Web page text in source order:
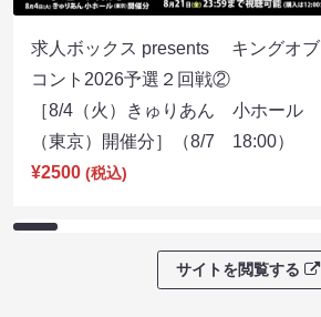
求人ボックス presents キングオブ
コント2026予選２回戦②
［8/4（火）きゅりあん 小ホール
（東京）開催分］（8/7 18:00）
¥2500 (税込)
サイトを閲覧する